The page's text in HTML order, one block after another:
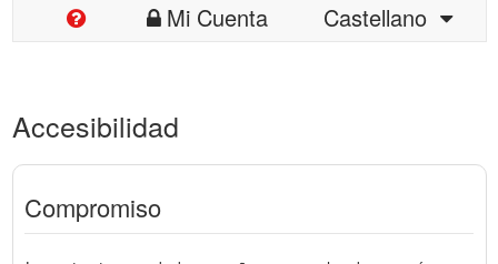
Mi Cuenta
Castellano
Accesibilidad
Compromiso